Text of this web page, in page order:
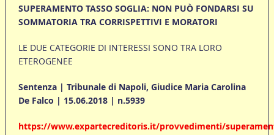
SUPERAMENTO TASSO SOGLIA: NON PUÒ FONDARSI SU
SOMMATORIA TRA CORRISPETTIVI E MORATORI
LE DUE CATEGORIE DI INTERESSI SONO TRA LORO
ETEROGENEE
Sentenza | Tribunale di Napoli, Giudice Maria Carolina
De Falco | 15.06.2018 | n.5939
https://www.expartecreditoris.it/provvedimenti/